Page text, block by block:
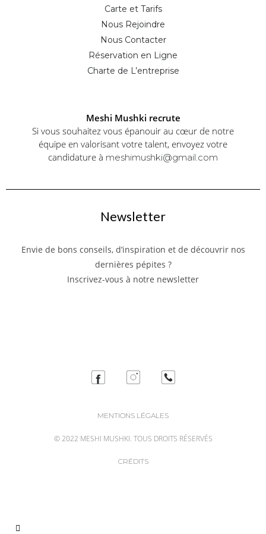
Carte et Tarifs
Nous Rejoindre
Nous Contacter
Réservation en Ligne
Charte de L’entreprise
Meshi Mushki recrute
Si vous souhaitez vous épanouir au cœur de notre
équipe en valorisant votre talent, envoyez votre
candidature à meshimushki@gmail.com
Newsletter
Envie de bons conseils, d’inspiration et de découvrir nos
dernières pépites ?
Inscrivez-vous à notre newsletter
MENTIONS LÉGALES
© 2022 MESHI MUSHKI. TOUS DROITS RÉSERVÉS
CRÉDITS